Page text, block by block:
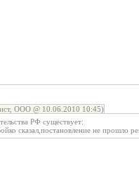
ООО @ 10.06.2010 10:45)
РФ существует:
сказал,постановление не прошло